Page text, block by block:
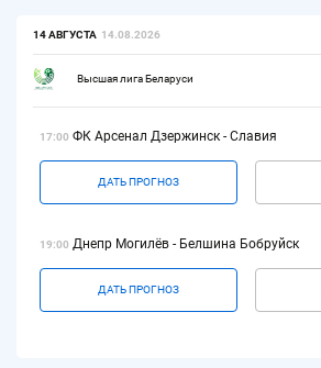
14 АВГУСТА 14.08.2026
Высшая лига Беларуси
17:00 ФК Арсенал Дзержинск - Славия
ДАТЬ ПРОГНОЗ
19:00 Днепр Могилёв - Белшина Бобруйск
ДАТЬ ПРОГНОЗ